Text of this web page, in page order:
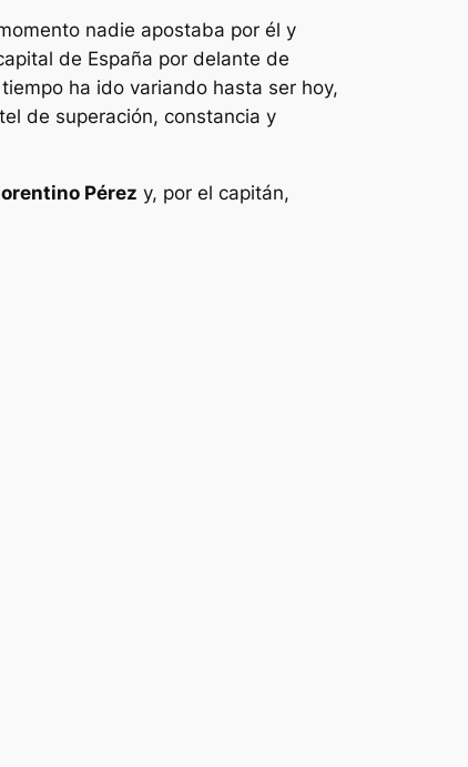
nadie apostaba por él y
de España por delante de
ha ido variando hasta ser hoy,
de superación, constancia y
Pérez y, por el capitán,